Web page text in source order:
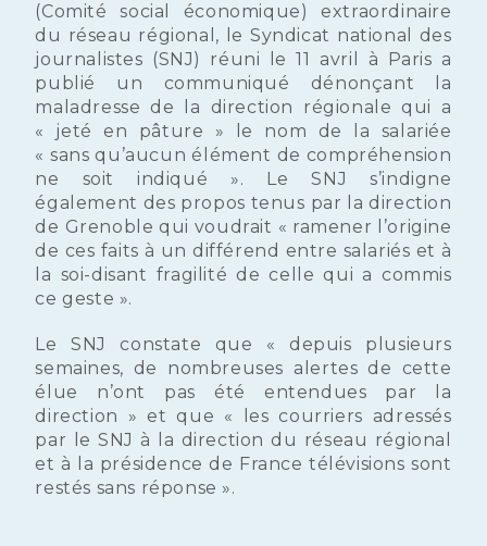
(Comité social économique) extraordinaire
du réseau régional, le Syndicat national des
journalistes (SNJ) réuni le 11 avril à Paris a
publié un communiqué
dénonçant la
maladresse de la direction régionale qui a
« jeté en pâture » le nom de la salariée
« sans qu’aucun élément de compréhension
ne soit indiqué ». Le SNJ s’indigne
également des propos tenus par la direction
de Grenoble qui voudrait « ramener l’origine
de ces faits à un différend entre salariés et à
la soi-disant fragilité de celle qui a commis
ce geste ».
Le SNJ constate que « depuis plusieurs
semaines, de nombreuses alertes de cette
élue n’ont pas été entendues par la
direction » et que « les courriers adressés
par le SNJ à la direction du réseau régional
et à la présidence de France télévisions sont
restés sans réponse ».